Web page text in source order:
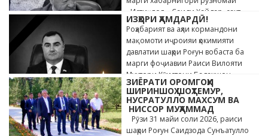
«Истиқлол» Саиди Ҳайдар, сахт
андӯҳгин …
ИЗҲОРИ ҲАМДАРДӢ!
Роҳабарият ва аҳли кормандони
мақомоти иҷроияи ҳокимияти
давлатии шаҳри Роғун вобаста ба
марги фоҷиавии Раиси Вилояти
Мухтори Кӯҳистони Бадахшон
Алишер …
ЗИЁРАТИ ОРОМГОҲИ
ШИРИНШОҲ ШОҲТЕМУР,
НУСРАТУЛЛО МАХСУМ ВА
НИССОР МУҲАММАД
Рӯзи 31 майи соли 2026, раиси
шаҳри Роғун Саидзода Сунъатулло